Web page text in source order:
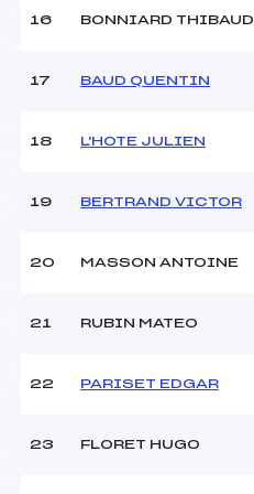
16 BONNIARD THIBAUD
17 BAUD QUENTIN
18 L'HOTE JULIEN
19 BERTRAND VICTOR
20 MASSON ANTOINE
21 RUBIN MATEO
22 PARISET EDGAR
23 FLORET HUGO